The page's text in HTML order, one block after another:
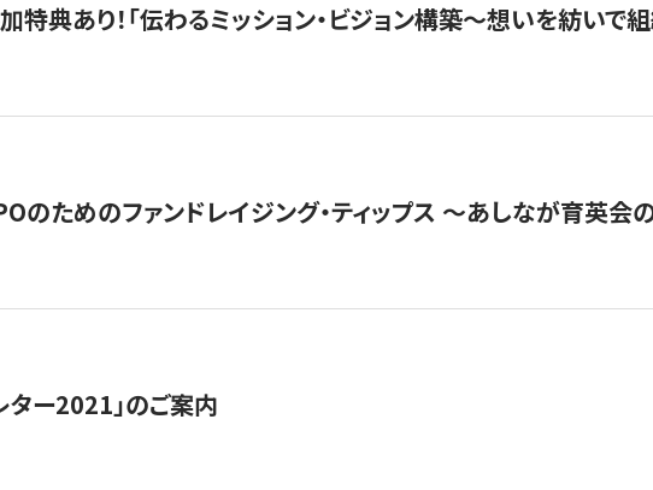
加特典あり！「伝わるミッション・ビジョン構築〜想いを紡いで
のためのファンドレイジング・ティップス 〜あしなが育英会
ター2021」のご案内